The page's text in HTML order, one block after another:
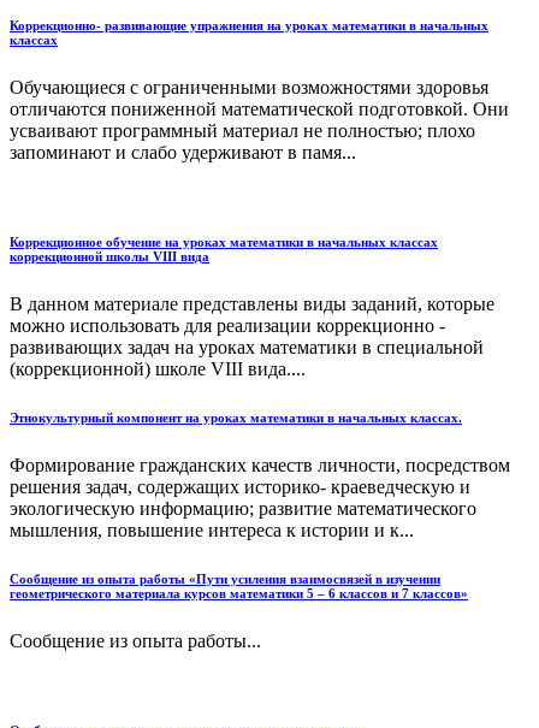
Коррекционно- развивающие упражнения на уроках математики в начальных
классах
Обучающиеся с ограниченными возможностями здоровья
отличаются пониженной математической подготовкой. Они
усваивают программный материал не полностью; плохо
запоминают и слабо удерживают в памя...
Коррекционное обучение на уроках математики в начальных классах
коррекционной школы VIII вида
В данном материале представлены виды заданий, которые
можно использовать для реализации коррекционно -
развивающих задач на уроках математики в специальной
(коррекционной) школе VIII вида....
Этнокультурный компонент на уроках математики в начальных классах.
Формирование гражданских качеств личности, посредством
решения задач, содержащих историко- краеведческую и
экологическую информацию; развитие математического
мышления, повышение интереса к истории и к...
Сообщение из опыта работы «Пути усиления взаимосвязей в изучении
геометрического материала курсов математики 5 – 6 классов и 7 классов»
Сообщение из опыта работы...